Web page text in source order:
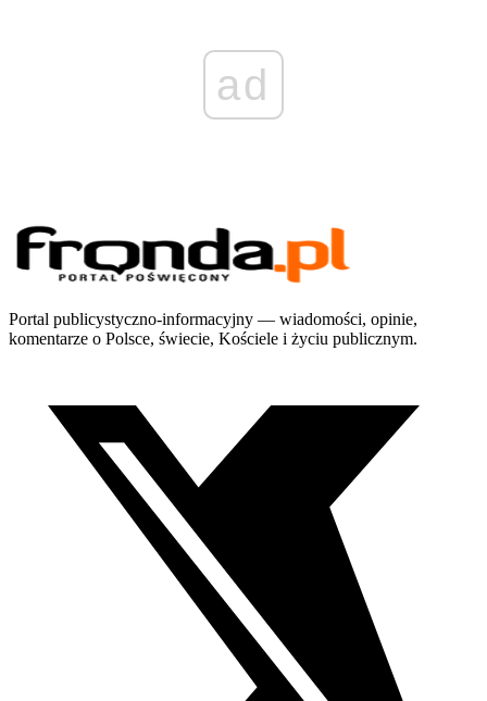
ad
Portal publicystyczno-informacyjny — wiadomości, opinie,
komentarze o Polsce, świecie, Kościele i życiu publicznym.